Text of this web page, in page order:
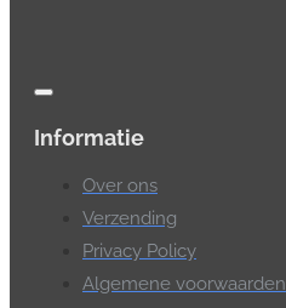
Informatie
Over ons
Verzending
Privacy Policy
Algemene voorwaarden